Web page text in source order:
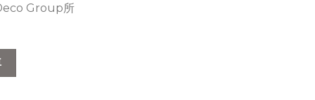
Group所